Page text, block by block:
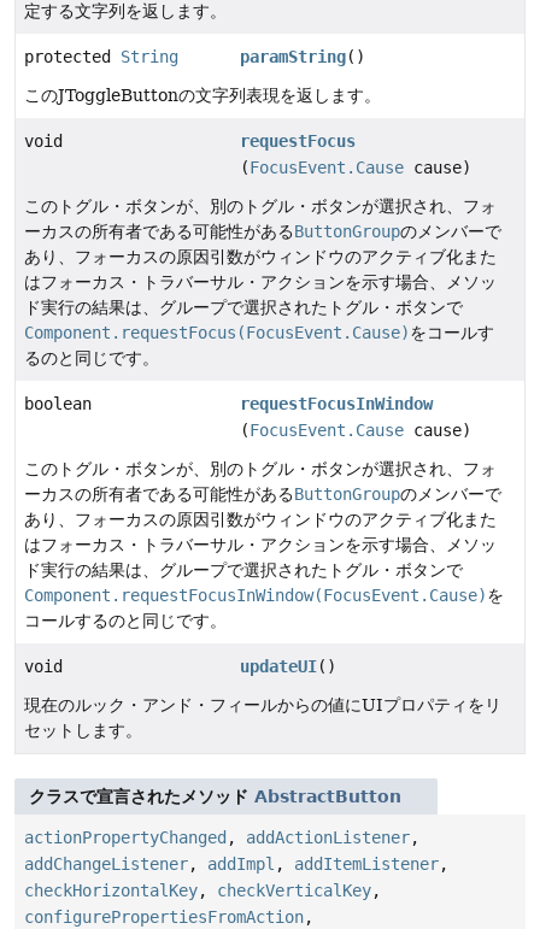
定する文字列を返します。
protected String paramString()
このJToggleButtonの文字列表現を返します。
void
requestFocus
(FocusEvent.Cause cause)
このトグル・ボタンが、別のトグル・ボタンが選択され、フォ
ーカスの所有者である可能性があるButtonGroupのメンバーで
あり、フォーカスの原因引数がウィンドウのアクティブ化また
はフォーカス・トラバーサル・アクションを示す場合、メソッ
ド実行の結果は、グループで選択されたトグル・ボタンで
Component.requestFocus(FocusEvent.Cause)をコールす
るのと同じです。
boolean
requestFocusInWindow
(FocusEvent.Cause cause)
このトグル・ボタンが、別のトグル・ボタンが選択され、フォ
ーカスの所有者である可能性があるButtonGroupのメンバーで
あり、フォーカスの原因引数がウィンドウのアクティブ化また
はフォーカス・トラバーサル・アクションを示す場合、メソッ
ド実行の結果は、グループで選択されたトグル・ボタンで
Component.requestFocusInWindow(FocusEvent.Cause)を
コールするのと同じです。
void updateUI()
現在のルック・アンド・フィールからの値にUIプロパティをリ
セットします。
クラスで宣言されたメソッド AbstractButton
actionPropertyChanged , addActionListener,
addChangeListener, addImpl , addItemListener,
checkHorizontalKey, checkVerticalKey,
configurePropertiesFromAction,